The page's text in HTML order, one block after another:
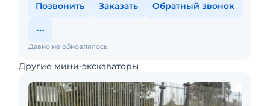
Позвонить Заказать Обратный звонок
Давно не обновлялось
Другие мини-экскаваторы